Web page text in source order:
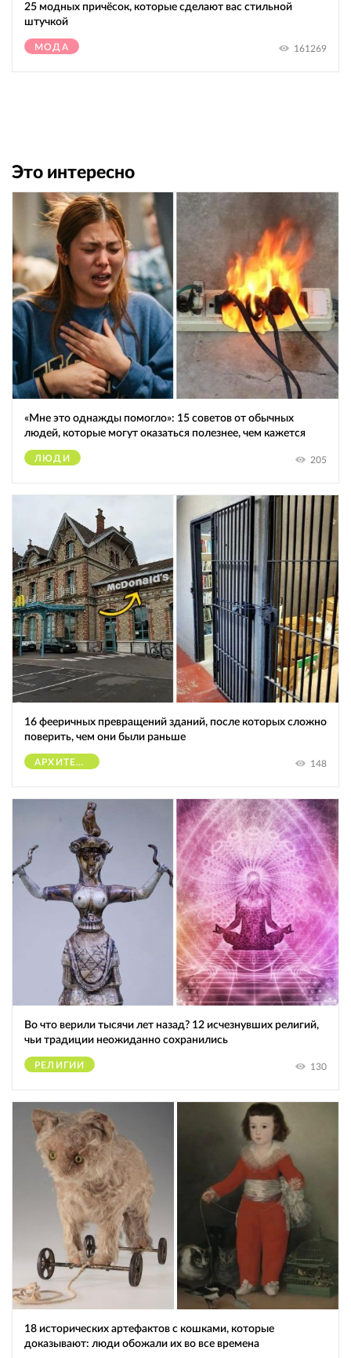
25 модных причёсок, которые сделают вас стильной
штучкой
МОДА 161269
Это интересно
«Мне это однажды помогло»: 15 советов от обычных
людей, которые могут оказаться полезнее, чем кажется
ЛЮДИ 205
16 фееричных превращений зданий, после которых сложно
поверить, чем они были раньше
АРХИТЕКТУРА 148
Во что верили тысячи лет назад? 12 исчезнувших религий,
чьи традиции неожиданно сохранились
РЕЛИГИИ 130
18 исторических артефактов с кошками, которые
доказывают: люди обожали их во все времена